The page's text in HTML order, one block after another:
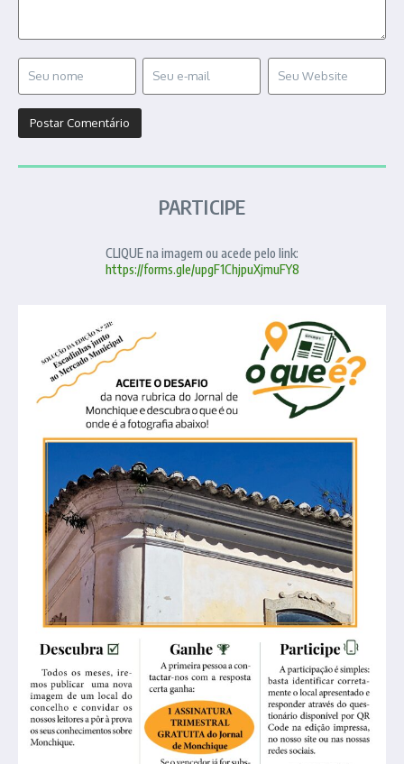
PARTICIPE
CLIQUE na imagem ou acede pelo link:
https://forms.gle/upgF1ChjpuXjmuFY8